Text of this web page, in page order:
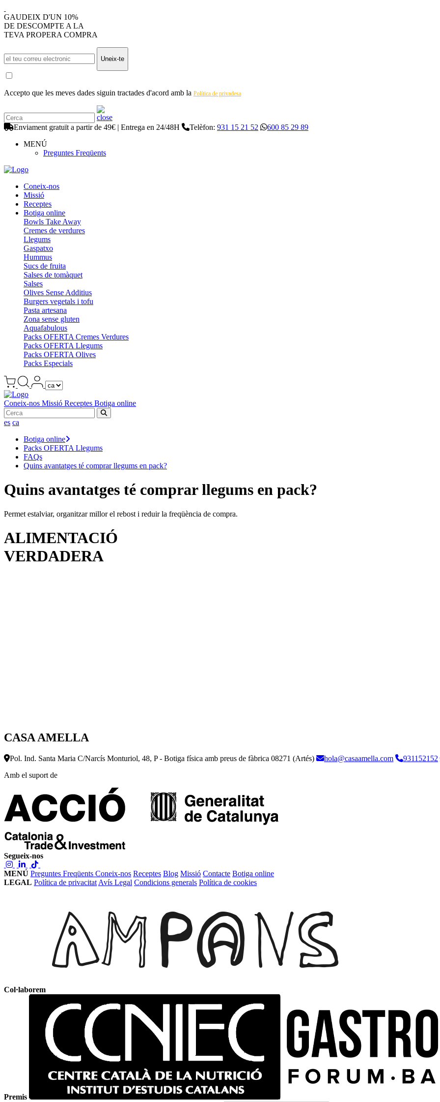
GAUDEIX D'UN 10%
DE DESCOMPTE A LA
TEVA PROPERA COMPRA
Uneix-te
Accepto que les meves dades siguin tractades d'acord amb la Política de privadesa
Enviament gratuït a partir de 49€ | Entrega en 24/48H Telèfon: 931 15 21 52
600 85 29 89
MENÚ
Preguntes Freqüents
Coneix-nos
Missió
Receptes
Botiga online
Bowls Take Away
Cremes de verdures
Llegums
Gaspatxo
Hummus
Sucs de fruita
Salses de tomàquet
Salses
Olives Sense Additius
Burgers vegetals i tofu
Pasta artesana
Zona sense gluten
Aquafabulous
Packs OFERTA Cremes Verdures
Packs OFERTA Llegums
Packs OFERTA Olives
Packs Especials
Coneix-nos Missió Receptes Botiga online
es ca
Botiga online
Packs OFERTA Llegums
FAQs
Quins avantatges té comprar llegums en pack?
Quins avantatges té comprar llegums en pack?
Permet estalviar, organitzar millor el rebost i reduir la freqüència de compra.
ALIMENTACIÓ
VERDADERA
CASA AMELLA
Pol. Ind. Santa Maria C/Narcís Monturiol, 48, P - Botiga física amb preus de fàbrica 08271 (Artés) hola@casaamella.com 931152152
Amb el suport de
Segueix-nos
MENÚ Preguntes Freqüents Coneix-nos Receptes Blog Missió Contacte Botiga online
LEGAL Política de privacitat Avís Legal Condicions generals Política de cookies
Col·laborem
Premis